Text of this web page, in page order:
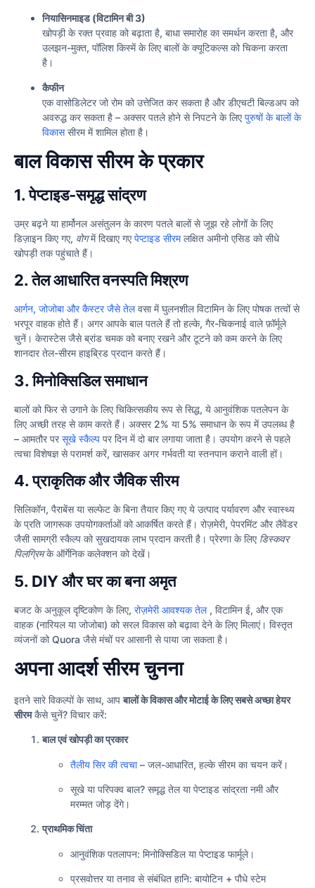
नियासिनमाइड (विटामिन बी 3)
खोपड़ी के रक्त प्रवाह को बढ़ाता है, बाधा समारोह का समर्थन करता है, और
उलझन-मुक्त, पॉलिश किस्में के लिए बालों के क्यूटिकल्स को चिकना करता
है।
कैफीन
एक वासोडिलेटर जो रोम को उत्तेजित कर सकता है और डीएचटी बिल्डअप को
अवरुद्ध कर सकता है – अक्सर पतले होने से निपटने के लिए पुरुषों के बालों के
विकाससीरम में शामिल होता है।
बाल विकास सीरम के प्रकार
1. पेप्टाइड-समृद्ध सांद्रण
उम्र बढ़ने या हार्मोनल असंतुलन के कारण पतले बालों से जूझ रहे लोगों के लिए
डिज़ाइन किए गए, वोगमें दिखाए गए पेप्टाइड सीरमलक्षित अमीनो एसिड को सीधे
खोपड़ी तक पहुंचाते हैं।
2. तेल आधारित वनस्पति मिश्रण
आर्गन, जोजोबा और कैस्टर जैसे तेलवसा में घुलनशील विटामिन के लिए पोषक तत्वों से
भरपूर वाहक होते हैं। अगर आपके बाल पतले हैं तो हल्के, गैर-चिकनाई वाले फ़ॉर्मूले
चुनें। केरास्टेस जैसे ब्रांड चमक को बनाए रखने और टूटने को कम करने के लिए
शानदार तेल-सीरम हाइब्रिड प्रदान करते हैं।
3. मिनोक्सिडिल समाधान
बालों को फिर से उगाने के लिए चिकित्सकीय रूप से सिद्ध, ये आनुवंशिक पतलेपन के
लिए अच्छी तरह से काम करते हैं। अक्सर 2% या 5% समाधान के रूप में उपलब्ध है
– आमतौर परसूखे स्कैल्प पर दिन में दो बार लगाया जाता है। उपयोग करने से पहले
त्वचा विशेषज्ञ से परामर्श करें, खासकर अगर गर्भवती या स्तनपान कराने वाली हों।
4. प्राकृतिक और जैविक सीरम
सिलिकॉन, पैराबेंस या सल्फेट के बिना तैयार किए गए ये उत्पाद पर्यावरण और स्वास्थ्य
के प्रति जागरूक उपयोगकर्ताओं को आकर्षित करते हैं। रोज़मेरी, पेपरमिंट और लैवेंडर
जैसी सामग्री स्कैल्प को सुखदायक लाभ प्रदान करती है। प्रेरणा के लिए डिस्कवर
पिलग्रिमके ऑर्गेनिक कलेक्शन को देखें।
5. DIY और घर का बना अमृत
बजट के अनुकूल दृष्टिकोण के लिए, रोज़मेरी आवश्यक तेल, विटामिन ई, और एक
वाहक (नारियल या जोजोबा) को सरल विकास को बढ़ावा देने के लिए मिलाएं। विस्तृत
व्यंजनों को Quora जैसे मंचों पर आसानी से पाया जा सकता है।
अपना आदर्श सीरम चुनना
इतने सारे विकल्पों के साथ, आपबालों के विकास और मोटाई के लिए सबसे अच्छा हेयर
सीरमकैसे चुनें? विचार करें:
बाल एवं खोपड़ी का प्रकार
तैलीय सिर की त्वचा– जल-आधारित, हल्के सीरम का चयन करें।
सूखे या परिपक्व बाल? समृद्ध तेल या पेप्टाइड सांद्रता नमी और
मरम्मत जोड़ देंगे।
प्राथमिक चिंता
आनुवंशिक पतलापन: मिनोक्सिडिल या पेप्टाइड फार्मूले।
प्रसवोत्तर या तनाव से संबंधित हानि: बायोटिन + पौधे स्टेम